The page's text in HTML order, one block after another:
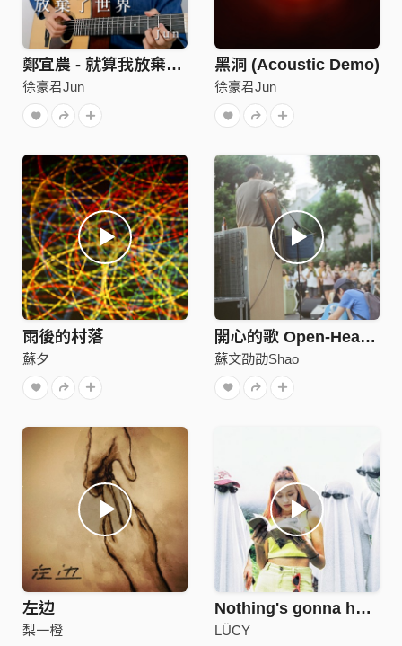
鄭宜農 - 就算我放棄了世界(Jun Cover)
徐豪君Jun
黑洞 (Acoustic Demo)
徐豪君Jun
雨後的村落
蘇夕
開心的歌 Open-Hearted (Demo)
蘇文劭劭Shao
左边
梨一橙
Nothing's gonna hurt us
LÜCY